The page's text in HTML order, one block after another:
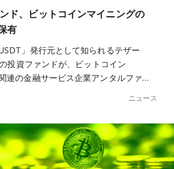
ド、ビットコインマイニングの
有
」発行元として知られるテザー
投資ファンドが、ビットコイン
連の金融サービス企業アンタルファ…
ニュース